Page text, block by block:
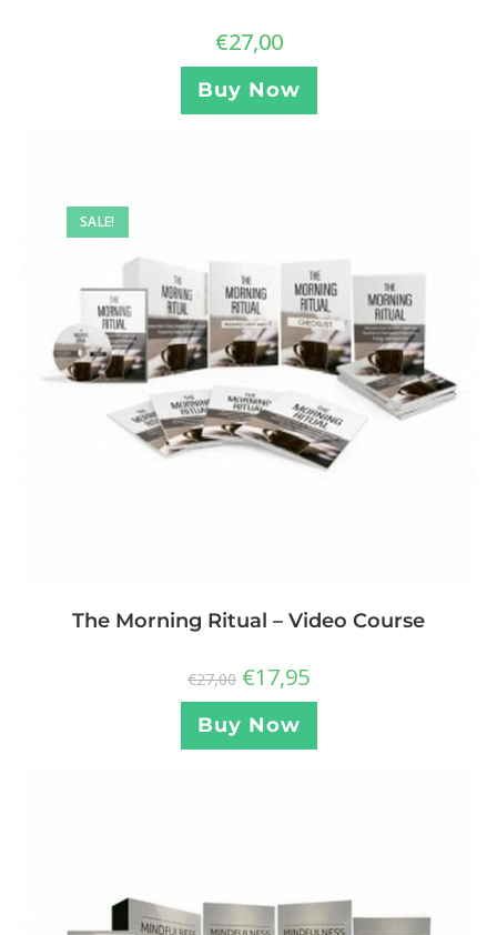
€27,00
Buy Now
SALE!
The Morning Ritual – Video Course
€27,00 €17,95
Buy Now